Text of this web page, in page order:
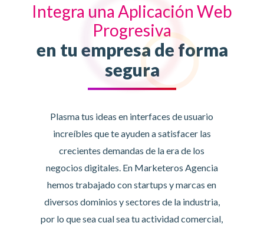
Integra una Aplicación Web
Progresiva
en tu empresa de forma
segura
Plasma tus ideas en interfaces de usuario
increíbles que te ayuden a satisfacer las
crecientes demandas de la era de los
negocios digitales. En Marketeros Agencia
hemos trabajado con startups y marcas en
diversos dominios y sectores de la industria,
por lo que sea cual sea tu actividad comercial,